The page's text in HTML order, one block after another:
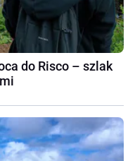
do Risco – szlak